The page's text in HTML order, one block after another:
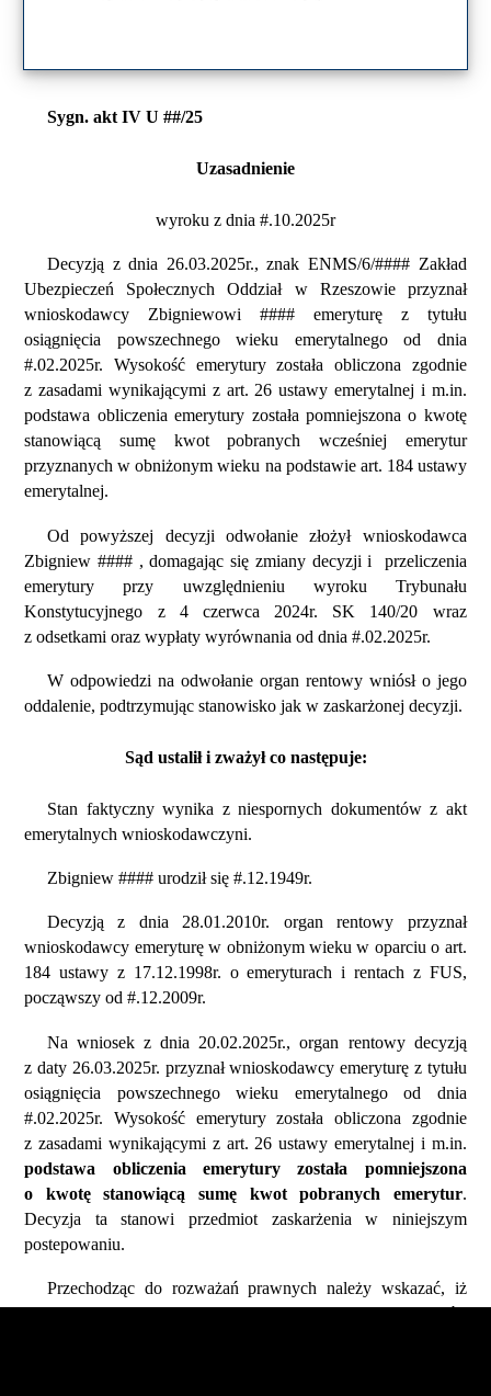
Sygn. akt IV U ##/25
Uzasadnienie
wyroku z dnia #.10.2025r
Decyzją z dnia 26.03.2025r., znak ENMS/6/#### Zakład
Ubezpieczeń Społecznych Oddział w Rzeszowie przyznał
wnioskodawcy Zbigniewowi #### emeryturę z tytułu
osiągnięcia powszechnego wieku emerytalnego od dnia
#.02.2025r. Wysokość emerytury została obliczona zgodnie
z zasadami wynikającymi z art. 26 ustawy emerytalnej i m.in.
podstawa obliczenia emerytury została pomniejszona o kwotę
stanowiącą sumę kwot pobranych wcześniej emerytur
przyznanych w obniżonym wieku na podstawie art. 184 ustawy
emerytalnej.
Od powyższej decyzji odwołanie złożył wnioskodawca
Zbigniew #### , domagając się zmiany decyzji i przeliczenia
emerytury przy uwzględnieniu wyroku Trybunału
Konstytucyjnego z 4 czerwca 2024r. SK 140/20 wraz
z odsetkami oraz wypłaty wyrównania od dnia #.02.2025r.
W odpowiedzi na odwołanie organ rentowy wniósł o jego
oddalenie, podtrzymując stanowisko jak w zaskarżonej decyzji.
Sąd ustalił i zważył co następuje:
Stan faktyczny wynika z niespornych dokumentów z akt
emerytalnych wnioskodawczyni.
Zbigniew #### urodził się #.12.1949r.
Decyzją z dnia 28.01.2010r. organ rentowy przyznał
wnioskodawcy emeryturę w obniżonym wieku w oparciu o art.
184 ustawy z 17.12.1998r. o emeryturach i rentach z FUS,
począwszy od #.12.2009r.
Na wniosek z dnia 20.02.2025r., organ rentowy decyzją
z daty 26.03.2025r. przyznał wnioskodawcy emeryturę z tytułu
osiągnięcia powszechnego wieku emerytalnego od dnia
#.02.2025r. Wysokość emerytury została obliczona zgodnie
z zasadami wynikającymi z art. 26 ustawy emerytalnej i m.in.
podstawa obliczenia emerytury została pomniejszona
o kwotę stanowiącą sumę kwot pobranych emerytur.
Decyzja ta stanowi przedmiot zaskarżenia w niniejszym
postepowaniu.
Przechodząc do rozważań prawnych należy wskazać, iż
żądanie wnioskodawcy dotyczy wyliczenia wysokości